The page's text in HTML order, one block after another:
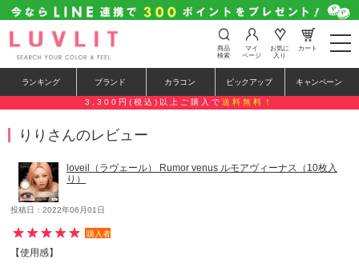
t
o
e
n
商品
検索
マイ
ページ
お気に
入り
カート
ランキング ブランド カラコン ピックアップ キャンペーン
3,300円(税込)以上ご購入で 送料無料！
りりさんのレビュー
loveil（ラヴェール） Rumor venus ルモアヴィーナス（10枚入
り）
投稿日：2022年06月01日
購入者
【使用感】